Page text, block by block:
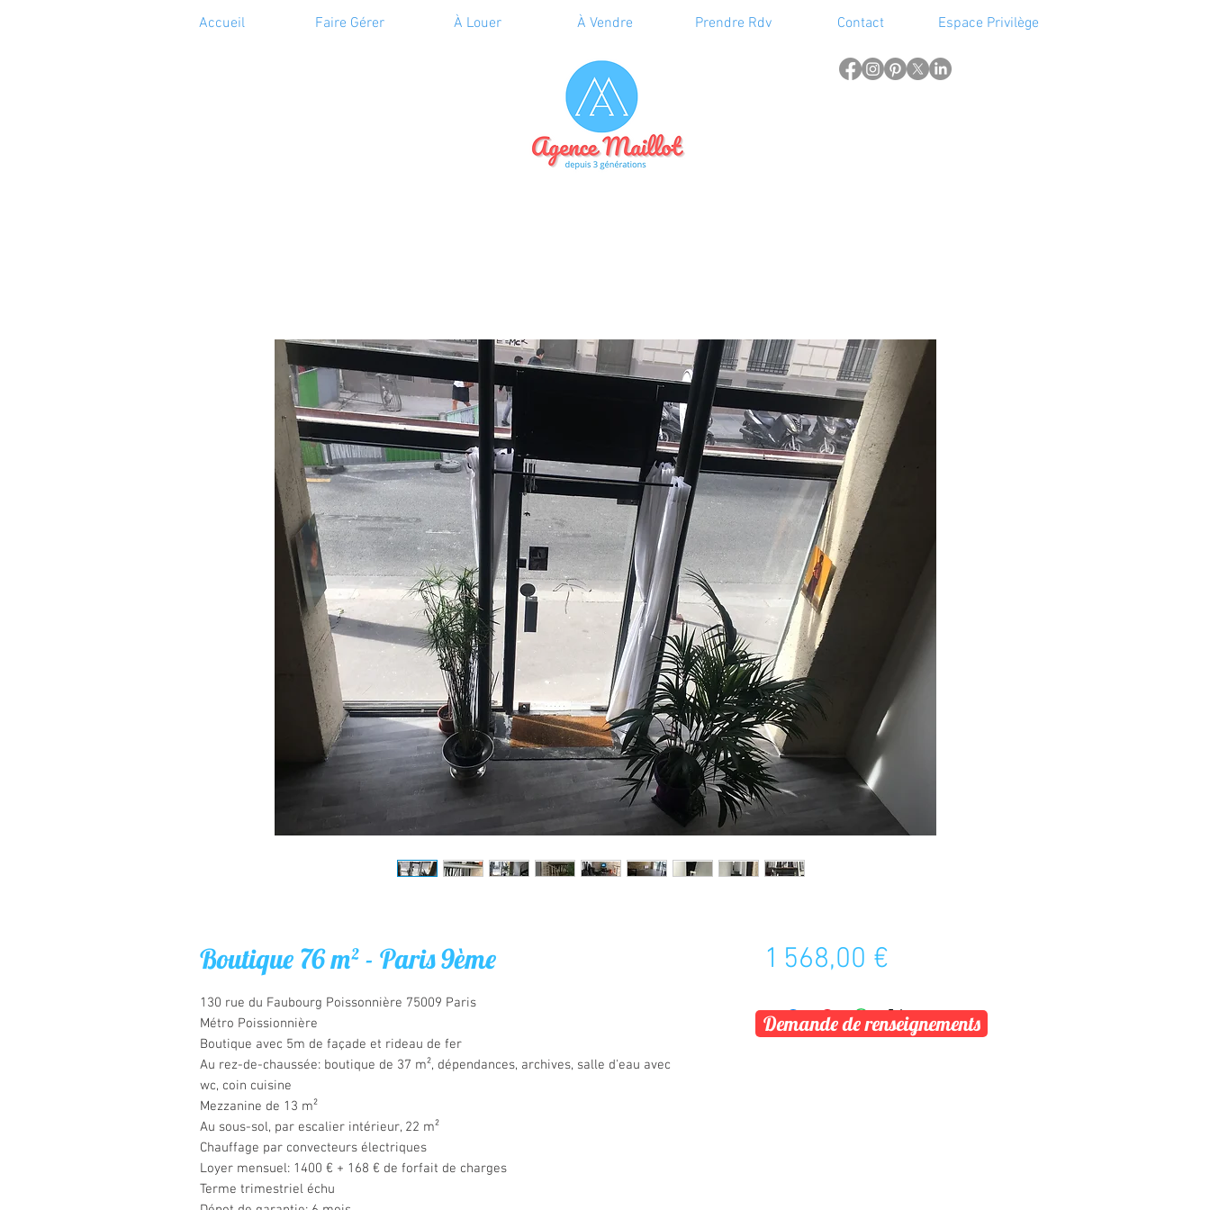
Accueil Faire Gérer À Louer À Vendre Prendre Rdv Contact Espace Privilège
Boutique 76 m² - Paris 9ème
130 rue du Faubourg Poissonnière 75009 Paris
Métro Poissionnière
Boutique avec 5m de façade et rideau de fer
Au rez-de-chaussée: boutique de 37 m², dépendances, archives, salle d'eau avec
wc, coin cuisine
Mezzanine de 13 m²
Au sous-sol, par escalier intérieur, 22 m²
Chauffage par convecteurs électriques
Loyer mensuel: 1400 € + 168 € de forfait de charges
Terme trimestriel échu
1 568,00 €Prix
Demande de renseignements